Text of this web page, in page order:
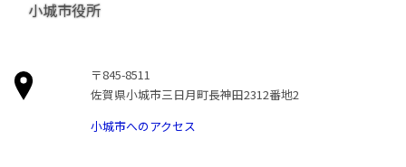
小城市役所
〒845-8511
佐賀県小城市三日月町長神田2312番地2
小城市へのアクセス